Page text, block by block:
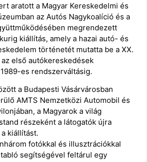
aratott a Magyar Kereskedelmi és
az Autós Nagykoalíció és a
megrendezett
kiállítás, amely a hazai autó- és
történetét mutatta be a XX.
első autókereskedések
es rendszerváltásig.
a Budapesti Vásárvárosban
AMTS Nemzetközi Automobil és
a Magyarok a világ
részeként a látogatók újra
kiállítást.
fotókkal és illusztrációkkal
segítségével feltárul egy